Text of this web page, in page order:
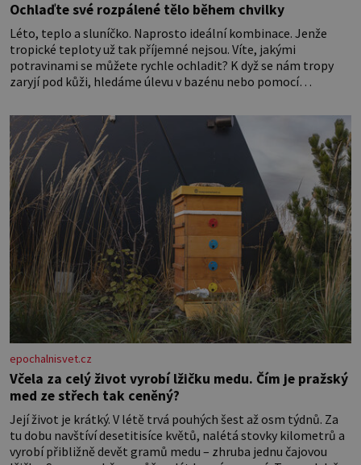
Ochlaďte své rozpálené tělo během chvilky
Léto, teplo a sluníčko. Naprosto ideální kombinace. Jenže
tropické teploty už tak příjemné nejsou. Víte, jakými
potravinami se můžete rychle ochladit? K dyž se nám tropy
zaryjí pod kůži, hledáme úlevu v bazénu nebo pomocí
Nemusíte však zoufat. Pokud budete mít promyšlený
jídelníček, žadné pařáky si na vás
epochalnisvet.cz
Včela za celý život vyrobí lžičku medu. Čím je pražský
med ze střech tak ceněný?
Její život je krátký. V létě trvá pouhých šest až osm týdnů. Za
tu dobu navštíví desetitisíce květů, nalétá stovky kilometrů a
vyrobí přibližně devět gramů medu – zhruba jednu čajovou